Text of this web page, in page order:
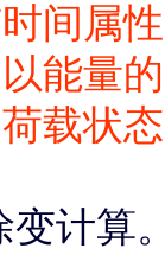
间属
能量
载状
变计算